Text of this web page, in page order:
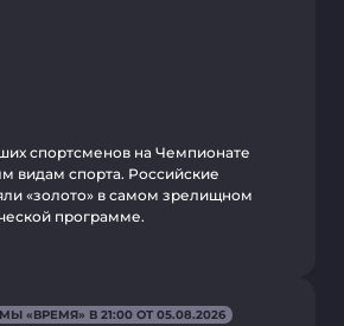
спортсменов на Чемпионате
видам спорта. Российские
«золото» в самом зрелищном
программе.
«ВРЕМЯ» В 21:00 ОТ 05.08.2026